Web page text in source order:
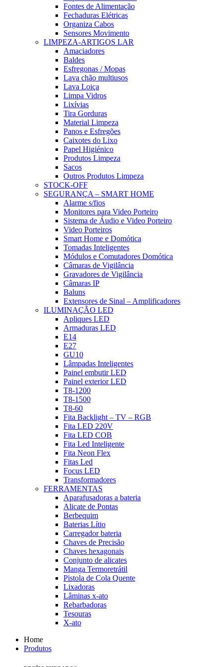
Fontes de Alimentação
Fechaduras Elétricas
Organiza Cabos
Sensores Movimento
LIMPEZA-ARTIGOS LAR
Amaciadores
Baldes
Esfregonas / Mopas
Lava chão multiusos
Lava Loiça
Limpa Vidros
Lixívias
Tira Gorduras
Material Limpeza
Panos e Esfregões
Caixotes do Lixo
Papel Higiénico
Produtos Limpeza
Sacos
Outros Produtos Limpeza
STOCK-OFF
SEGURANÇA – SMART HOME
Alarme s/fios
Monitores para Video Porteiro
Sistema de Áudio e Video Porteiro
Video Porteiros
Smart Home e Domótica
Tomadas Inteligentes
Módulos e Comutadores Domótica
Câmaras de Vigilância
Gravadores de Vigilância
Câmaras IP
Baluns
Extensores de Sinal – Amplificadores
ILUMINAÇÃO LED
Apliques LED
Armaduras LED
E14
E27
GU10
Lâmpadas Inteligentes
Painel embutir LED
Painel exterior LED
T8-1200
T8-1500
T8-60
Fita Backlight – TV – RGB
Fita LED 220V
Fita LED COB
Fita Led Inteligente
Fita Neon Flex
Fitas Led
Focus LED
Transformadores
FERRAMENTAS
Aparafusadoras a bateria
Alicate de Pontas
Berbequim
Baterias Lítio
Carregador bateria
Chaves de Precisão
Chaves hexagonais
Conjunto de alicates
Manga Termoretrátil
Pistola de Cola Quente
Lixadoras
Lâminas x-ato
Rebarbadoras
Tesouras
X-ato
Home
Produtos